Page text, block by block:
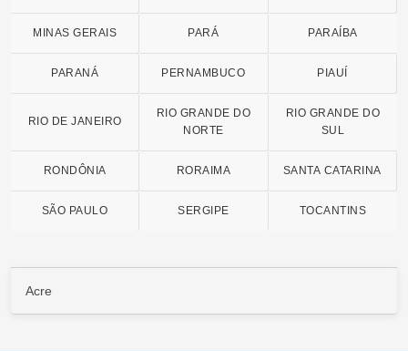
MINAS GERAIS PARÁ PARAÍBA
PARANÁ PERNAMBUCO PIAUÍ
RIO DE JANEIRO
RIO GRANDE DO
NORTE
RIO GRANDE DO
SUL
RONDÔNIA RORAIMA SANTA CATARINA
SÃO PAULO SERGIPE TOCANTINS
Acre